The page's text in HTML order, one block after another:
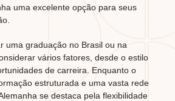
uma excelente opção para seus
uma graduação no Brasil ou na
vários fatores, desde o estilo
de carreira. Enquanto o
estruturada e uma vasta rede
se destaca pela flexibilidade